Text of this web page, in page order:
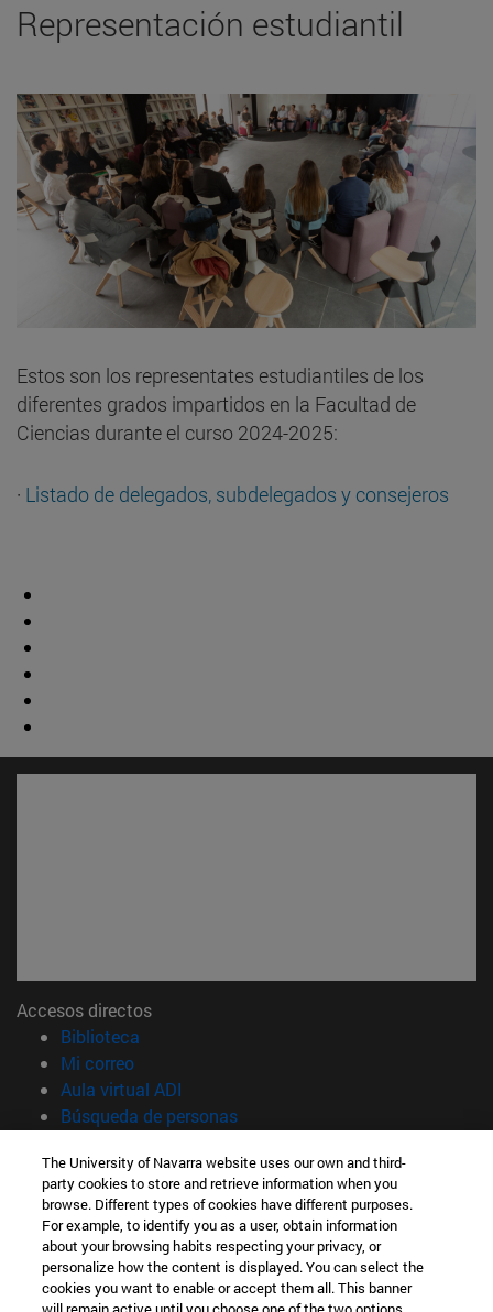
Representación estudiantil
Estos son los representates estudiantiles de los
diferentes grados impartidos en la Facultad de
Ciencias durante el curso 2024-2025:
· Listado de delegados, subdelegados y consejeros
Accesos directos
Biblioteca
Mi correo(abre en nueva ventana)
Aula virtual ADI
Búsqueda de personas(abre en nueva ventana)
Información
TFNO +34 948 42 56 00
¿QUÉ GRADO TE INTERESA?
¿QUÉ MÁSTER TE INTERESA?
© Universidad de Navarra
The University of Navarra website uses our own and third-
party cookies to store and retrieve information when you
browse. Different types of cookies have different purposes.
For example, to identify you as a user, obtain information
about your browsing habits respecting your privacy, or
personalize how the content is displayed. You can select the
cookies you want to enable or accept them all. This banner